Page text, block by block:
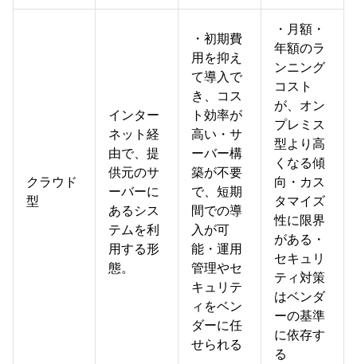
クラウド
型
インター
ネット経
由で、提
供元のサ
ーバーに
あるシス
テムを利
用する形
態。
・初期費
用を抑え
て導入で
き、コス
ト効率が
高い・サ
ーバー構
築が不要
で、短期
間での導
入が可
能・運用
管理やセ
キュリテ
ィをベン
ダーに任
せられる
・月額・
年額のラ
ンニング
コスト
が、オン
プレミス
型より高
くなる傾
向・カス
タマイズ
性に限界
がある・
セキュリ
ティ対策
はベンダ
ーの基準
に依存す
る